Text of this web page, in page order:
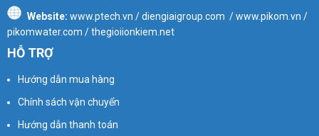
Website: www.ptech.vn / diengiaigroup.com / www.pikom.vn /
pikomwater.com / thegioiionkiem.net
HỖ TRỢ
Hướng dẫn mua hàng
Chính sách vận chuyển
Hướng dẫn thanh toán